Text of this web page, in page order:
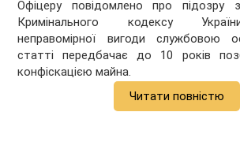
Офіцеру повідомлено про
Кримінального кодексу
неправомірної вигоди службовою
статті передбачає до 10 років
конфіскацією майна.
Читати повністю